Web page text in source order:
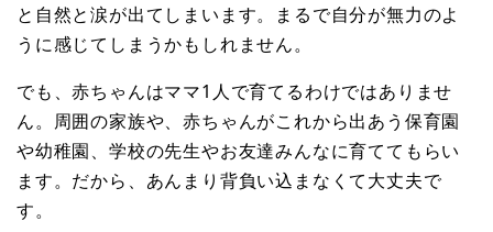
と自然と涙が出てしまいます。まるで自分が無力のよ
うに感じてしまうかもしれません。
でも、赤ちゃんはママ1人で育てるわけではありませ
ん。周囲の家族や、赤ちゃんがこれから出あう保育園
や幼稚園、学校の先生やお友達みんなに育ててもらい
ます。だから、あんまり背負い込まなくて大丈夫で
す。